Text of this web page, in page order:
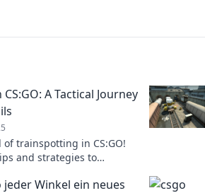
A Tactical Journey
trainspotting in CS:GO!
and strategies to
jeder Winkel ein neues